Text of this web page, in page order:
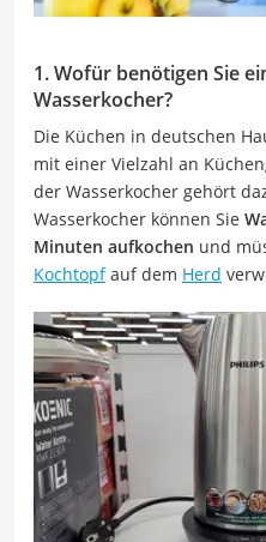
1. Wofür benötigen Sie
Wasserkocher?
Die Küchen in deutschen
mit einer Vielzahl an
der Wasserkocher gehört
Wasserkocher können Sie
Minuten aufkochen und
Kochtopfauf dem Herd